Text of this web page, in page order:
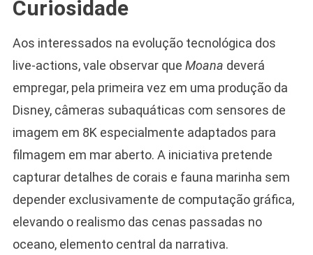
Curiosidade
Aos interessados na evolução tecnológica dos
live-actions, vale observar que Moana deverá
empregar, pela primeira vez em uma produção da
Disney, câmeras subaquáticas com sensores de
imagem em 8K especialmente adaptados para
filmagem em mar aberto. A iniciativa pretende
capturar detalhes de corais e fauna marinha sem
depender exclusivamente de computação gráfica,
elevando o realismo das cenas passadas no
oceano, elemento central da narrativa.